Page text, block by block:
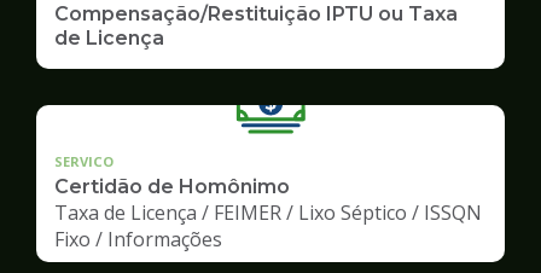
Compensação/Restituição IPTU ou Taxa
de Licença
SERVICO
Certidão de Homônimo
Taxa de Licença / FEIMER / Lixo Séptico / ISSQN
Fixo / Informações